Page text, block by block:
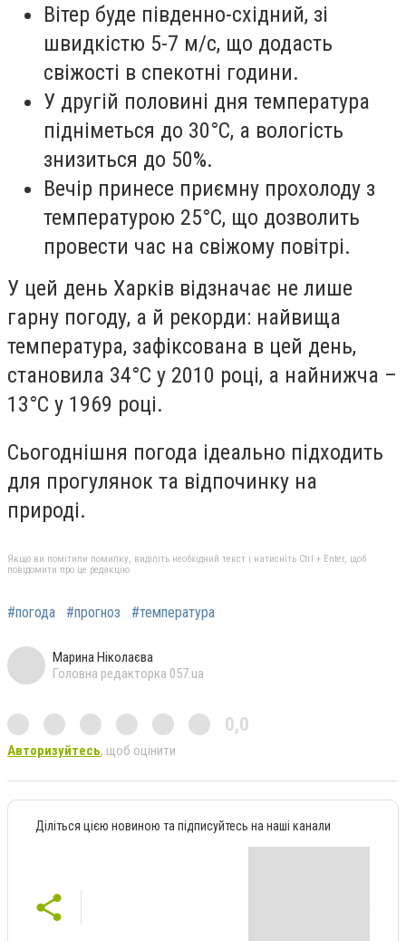
Вітер буде південно-східний, зі
швидкістю 5-7 м/с, що додасть
свіжості в спекотні години.
У другій половині дня температура
підніметься до 30°C, а вологість
знизиться до 50%.
Вечір принесе приємну прохолоду з
температурою 25°C, що дозволить
провести час на свіжому повітрі.
У цей день Харків відзначає не лише
гарну погоду, а й рекорди: найвища
температура, зафіксована в цей день,
становила 34°C у 2010 році, а найнижча –
13°C у 1969 році.
Сьогоднішня погода ідеально підходить
для прогулянок та відпочинку на
природі.
Якщо ви помітили помилку, виділіть необхідний текст і натисніть Ctrl + Enter, щоб
повідомити про це редакцію
#погода #прогноз #температура
Марина Ніколаєва
Головна редакторка 057.ua
0,0
Авторизуйтесь, щоб оцінити
Діліться цією новиною та підписуйтесь на наші канали